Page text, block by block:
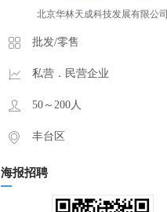
北京华林天成科技发展有限公司
批发/零售
私营．民营企业
50～200人
丰台区
海报招聘